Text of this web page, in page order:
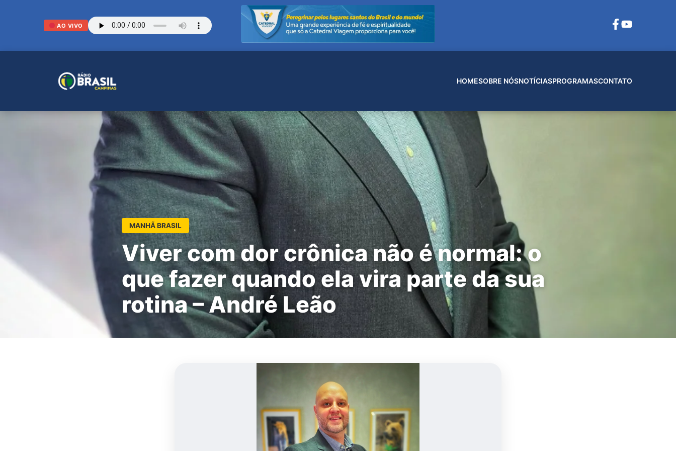
AO VIVO
HOMESOBRE NÓSNOTÍCIASPROGRAMASCONTATO
MANHÃ BRASIL
Viver com dor crônica não é normal: o
que fazer quando ela vira parte da sua
rotina – André Leão